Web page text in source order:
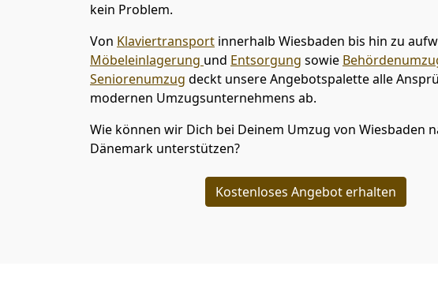
kein Problem.
Von Klaviertransport innerhalb Wiesbaden bis hin zu
Möbeleinlagerung und Entsorgung sowie
Seniorenumzug deckt unsere Angebotspalette alle
modernen Umzugsunternehmens ab.
Wie können wir Dich bei Deinem Umzug von Wiesbaden
Dänemark unterstützen?
Kostenloses Angebot erhalten